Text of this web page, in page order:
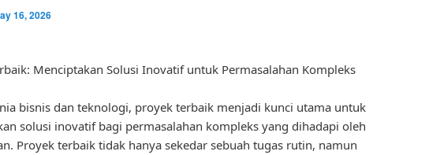
16, 2026
Menciptakan Solusi Inovatif untuk Permasalahan Kompleks
bisnis dan teknologi, proyek terbaik menjadi kunci utama untuk
solusi inovatif bagi permasalahan kompleks yang dihadapi oleh
Proyek terbaik tidak hanya sekedar sebuah tugas rutin, namun